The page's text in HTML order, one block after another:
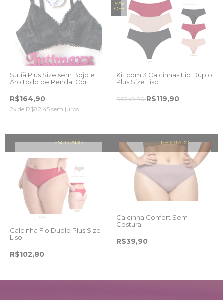
Sutiã Plus Size sem Bojo e
Aro todo de Renda, Cor
R$164,90
2x de R$82,45 sem juros
52%
OFF
Kit com 3 Calcinhas Fio Duplo
Plus Size Liso
R$249,90R$119,90
ESGOTADO
Calcinha Fio Duplo Plus Size
Liso
R$102,80
ESGOTADO
Calcinha Confort Sem
Costura
R$39,90